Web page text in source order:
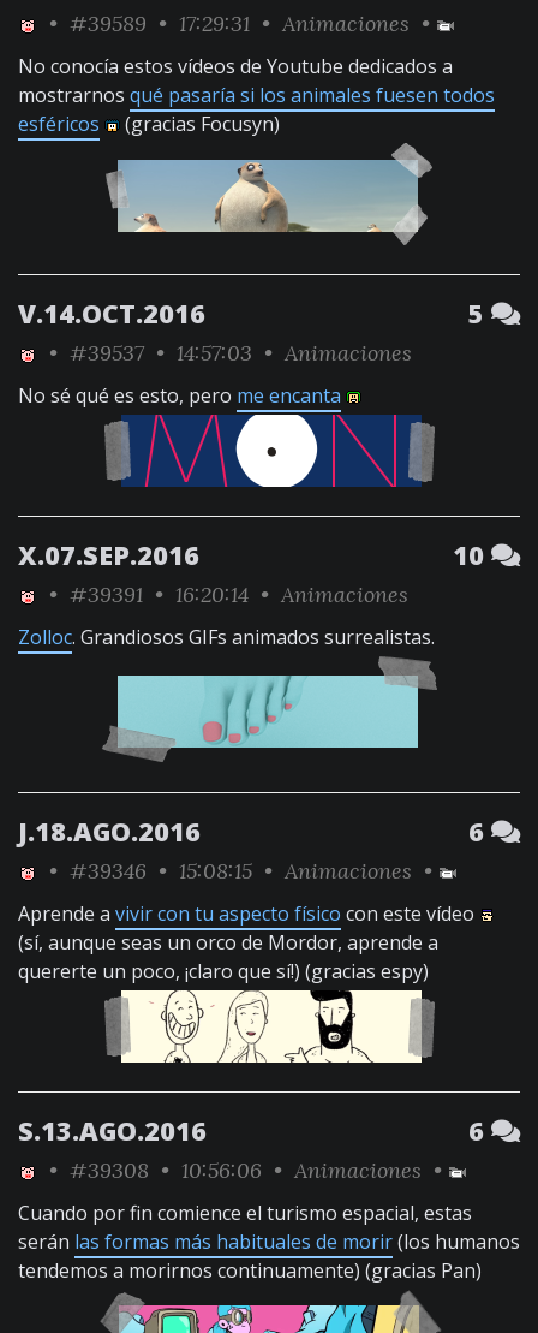
• #39589 • 17:29:31 • Animaciones •
No conocía estos vídeos de Youtube dedicados a
mostrarnos qué pasaría si los animales fuesen todos
esféricos
(gracias Focusyn)
V.14.OCT.2016 5
• #39537 • 14:57:03 • Animaciones
No sé qué es esto, pero me encanta
X.07.SEP.2016 10
• #39391 • 16:20:14 • Animaciones
Zolloc. Grandiosos GIFs animados surrealistas.
J.18.AGO.2016 6
• #39346 • 15:08:15 • Animaciones •
Aprende a vivir con tu aspecto físico con este vídeo
(sí, aunque seas un orco de Mordor, aprende a
quererte un poco, ¡claro que sí!) (gracias espy)
S.13.AGO.2016 6
• #39308 • 10:56:06 • Animaciones •
Cuando por fin comience el turismo espacial, estas
serán las formas más habituales de morir(los humanos
tendemos a morirnos continuamente) (gracias Pan)